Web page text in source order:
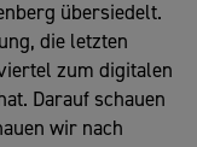
übersiedelt.
die letzten
zum digitalen
Darauf schauen
wir nach